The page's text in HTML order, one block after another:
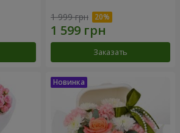
1 999 грн
Заказать